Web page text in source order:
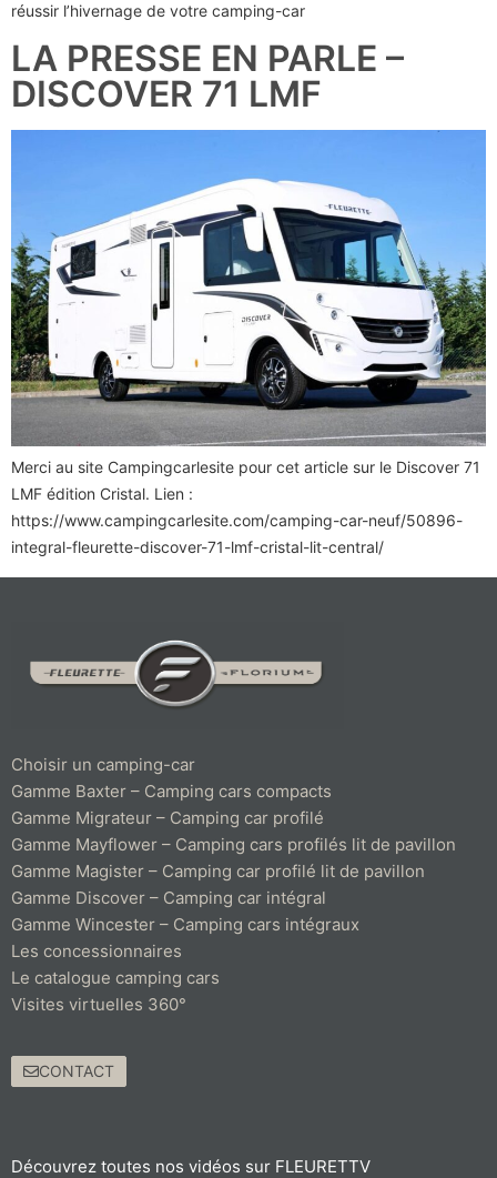
réussir l’hivernage de votre camping-car
LA PRESSE EN PARLE –
DISCOVER 71 LMF
Merci au site Campingcarlesite pour cet article sur le Discover 71
LMF édition Cristal. Lien :
https://www.campingcarlesite.com/camping-car-neuf/50896-
integral-fleurette-discover-71-lmf-cristal-lit-central/
Choisir un camping-car
Gamme Baxter – Camping cars compacts
Gamme Migrateur – Camping car profilé
Gamme Mayflower – Camping cars profilés lit de pavillon
Gamme Magister – Camping car profilé lit de pavillon
Gamme Discover – Camping car intégral
Gamme Wincester – Camping cars intégraux
Les concessionnaires
Le catalogue camping cars
Visites virtuelles 360°
CONTACT
Découvrez toutes nos vidéos sur FLEURETTV